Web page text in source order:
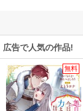
広告で人気の作品!
無料